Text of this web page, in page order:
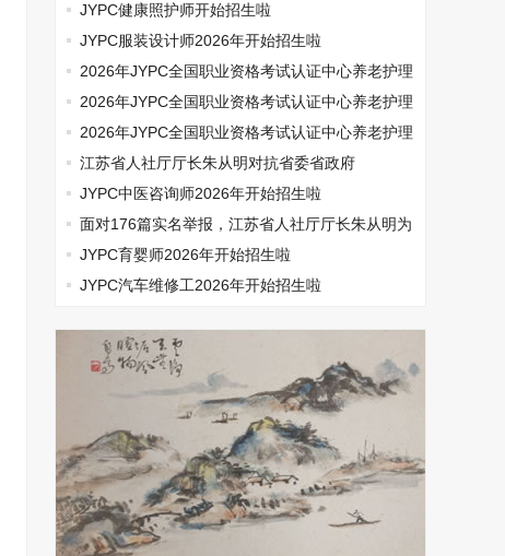
JYPC健康照护师开始招生啦
JYPC服装设计师2026年开始招生啦
2026年JYPC全国职业资格考试认证中心养老护理
师开始报名啦
2026年JYPC全国职业资格考试认证中心养老护理
师开始报名啦
2026年JYPC全国职业资格考试认证中心养老护理
师开始报名啦
江苏省人社厅厅长朱从明对抗省委省政府
JYPC中医咨询师2026年开始招生啦
面对176篇实名举报，江苏省人社厅厅长朱从明为
何选择沉默
JYPC育婴师2026年开始招生啦
JYPC汽车维修工2026年开始招生啦